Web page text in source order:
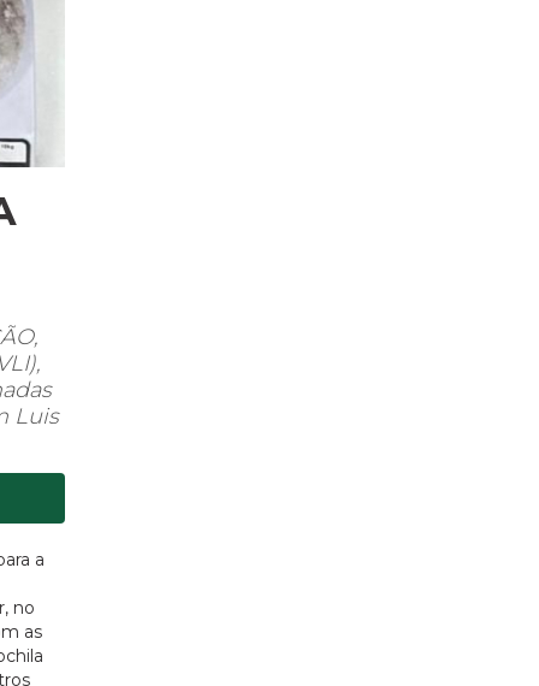
Luis
a
no
as